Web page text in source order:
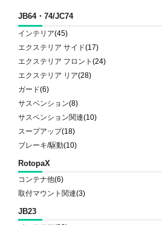
JB64・74/JC74
インテリア(45)
エクステリア サイド(17)
エクステリア フロント(24)
エクステリア リア(28)
ガード(6)
サスペンション(8)
サスペンション関連(10)
スープアップ(18)
ブレーキ/駆動(10)
RotopaX
コンテナ他(6)
取付マウント関連(3)
JB23